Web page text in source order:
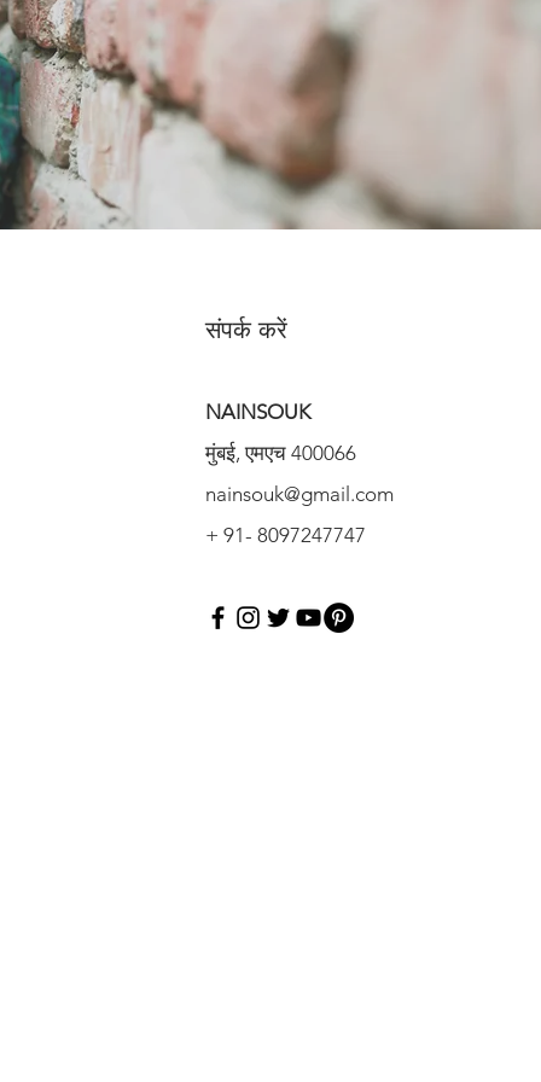
संपर्क करें
NAINSOUK
मुंबई, एमएच 400066
nainsouk@gmail.com
+ 91- 8097247747